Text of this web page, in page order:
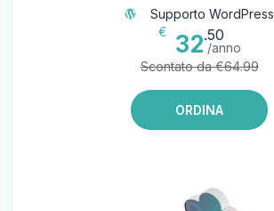
Supporto WordPress
€
32.50
/anno
Scontato da €64.99
ORDINA